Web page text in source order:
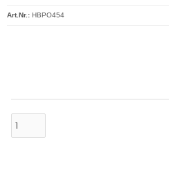
Art.Nr.: HBPO454